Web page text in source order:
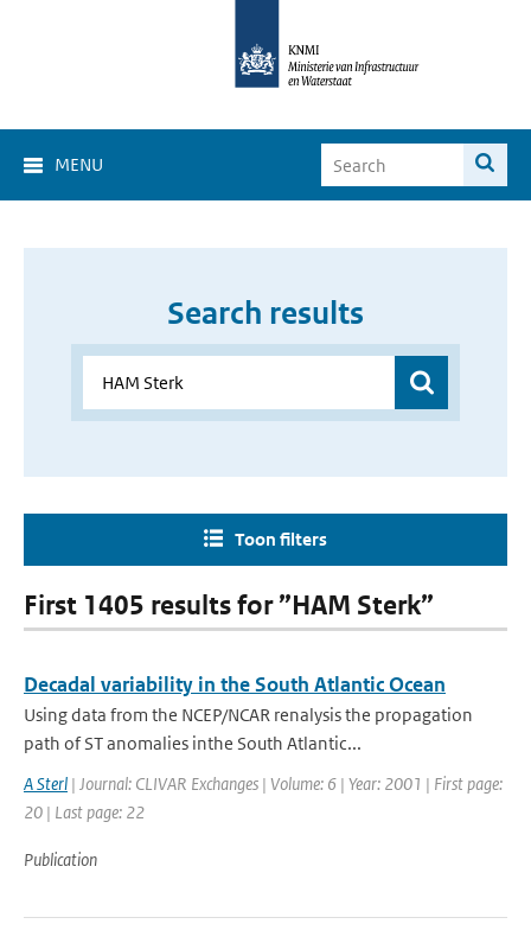
MENU
Search results
Toon filters
First 1405 results for ”HAM Sterk”
Decadal variability in the South Atlantic Ocean
Using data from the NCEP/NCAR renalysis the propagation
path of ST anomalies inthe South Atlantic...
A Sterl | Journal: CLIVAR Exchanges | Volume: 6 | Year: 2001 | First page:
20 | Last page: 22
Publication